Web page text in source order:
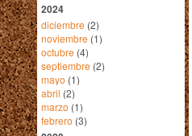
2024
diciembre (2)
noviembre (1)
octubre (4)
septiembre (2)
mayo (1)
abril (2)
marzo (1)
febrero (3)